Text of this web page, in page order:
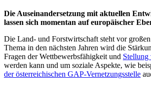
Die Auseinandersetzung mit aktuellen
lassen sich momentan auf europäischer
Die Land- und Forstwirtschaft steht vor
Thema in den nächsten Jahren wird die
Fragen der Wettbewerbsfähigkeit und
werden kann und um soziale Aspekte, wie
der österreichischen GAP-Vernetzungsstelle